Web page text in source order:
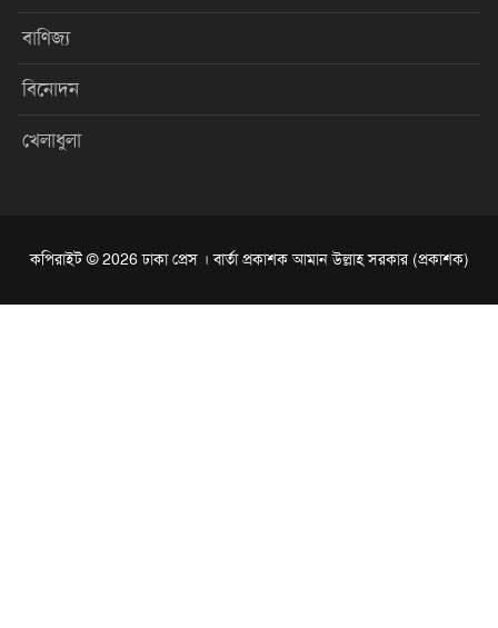
বাণিজ্য
বিনোদন
খেলাধুলা
কপিরাইট © 2026 ঢাকা প্রেস । বার্তা প্রকাশক আমান উল্লাহ সরকার (প্রকাশক)